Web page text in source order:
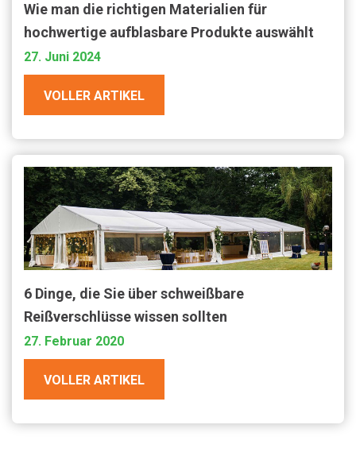
Wie man die richtigen Materialien für
hochwertige aufblasbare Produkte auswählt
27. Juni 2024
VOLLER ARTIKEL
6 Dinge, die Sie über schweißbare
Reißverschlüsse wissen sollten
27. Februar 2020
VOLLER ARTIKEL